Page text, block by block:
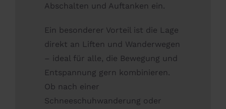
Abschalten und Auftanken ein.
Ein besonderer Vorteil ist die Lage
direkt an Liften und Wanderwegen
– ideal für alle, die Bewegung und
Entspannung gern kombinieren.
Ob nach einer
Schneeschuhwanderung oder